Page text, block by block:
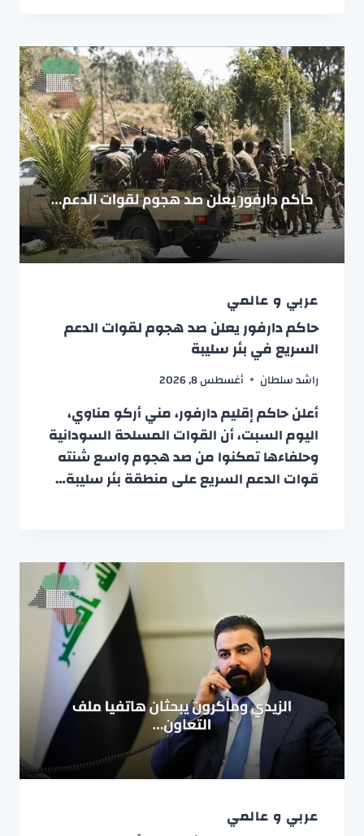
عربي و عالمي
حاكم دارفور يعلن صد هجوم لقوات الدعم
السريع في بئر سليبة
راشد سلطان أغسطس 8, 2026
أعلن حاكم إقليم دارفور، مني أركو مناوي،
اليوم السبت، أن القوات المسلحة السودانية
وحلفاءها تمكنوا من صد هجوم واسع شنته
قوات الدعم السريع على منطقة بئر سليبة…
عربي و عالمي